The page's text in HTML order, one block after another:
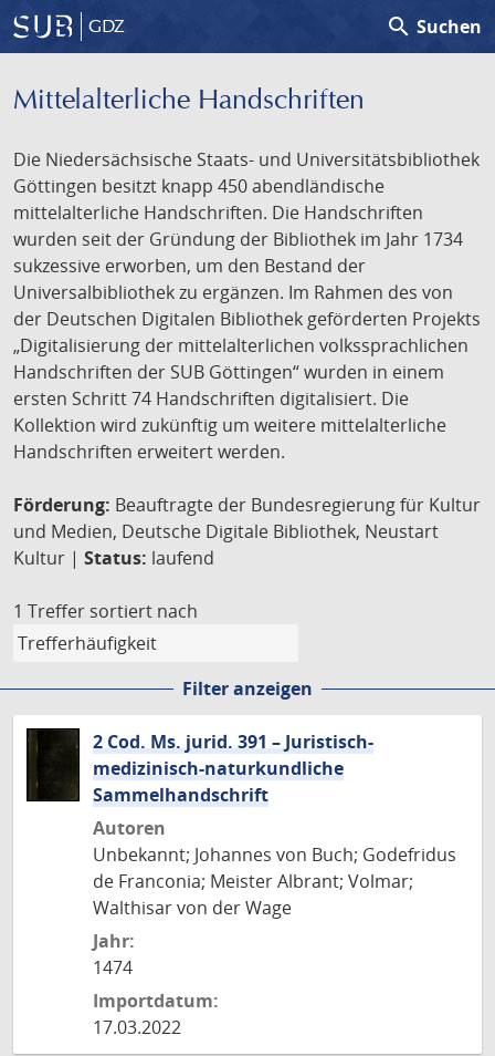
GDZ search Suchen
Mittelalterliche Handschriften
Die Niedersächsische Staats- und Universitätsbibliothek
Göttingen besitzt knapp 450 abendländische
mittelalterliche Handschriften. Die Handschriften
wurden seit der Gründung der Bibliothek im Jahr 1734
sukzessive erworben, um den Bestand der
Universalbibliothek zu ergänzen. Im Rahmen des von
der Deutschen Digitalen Bibliothek geförderten Projekts
„Digitalisierung der mittelalterlichen volkssprachlichen
Handschriften der SUB Göttingen“ wurden in einem
ersten Schritt 74 Handschriften digitalisiert. Die
Kollektion wird zukünftig um weitere mittelalterliche
Handschriften erweitert werden.
Förderung: Beauftragte der Bundesregierung für Kultur
und Medien, Deutsche Digitale Bibliothek, Neustart
Kultur | Status: laufend
1 Treffer sortiert nach
Filter anzeigen
2 Cod. Ms. jurid. 391 – Juristisch-
medizinisch-naturkundliche
Sammelhandschrift
Autoren
Unbekannt; Johannes von Buch; Godefridus
de Franconia; Meister Albrant; Volmar;
Walthisar von der Wage
Jahr:
1474
Importdatum:
17.03.2022